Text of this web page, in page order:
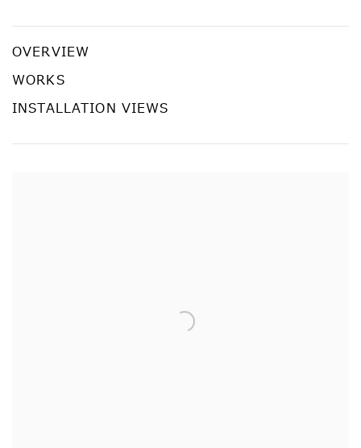
アイ・チョー・クリスティン
OVERVIEW
WORKS
INSTALLATION VIEWS